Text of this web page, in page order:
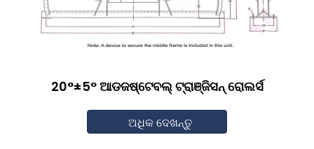
20°±5° ଆଡଜଷ୍ଟେବଲ୍ ଟ୍ରାଞ୍ଜିସନ୍ ରୋଲର୍ସ
ଅଧିକ ଦେଖନ୍ତୁ